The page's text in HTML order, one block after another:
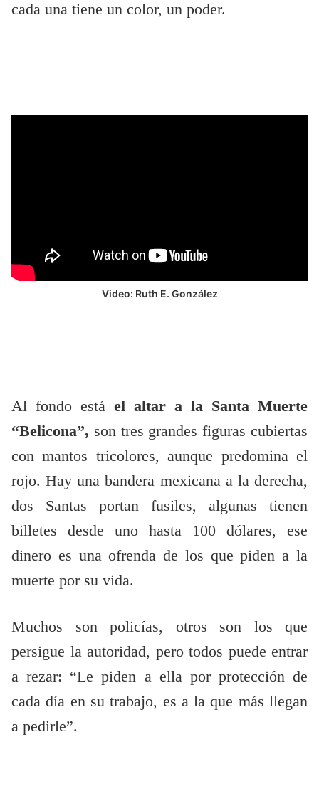
cada una tiene un color, un poder.
Video: Ruth E. González
Al fondo está el altar a la Santa Muerte
“Belicona”, son tres grandes figuras cubiertas
con mantos tricolores, aunque predomina el
rojo. Hay una bandera mexicana a la derecha,
dos Santas portan fusiles, algunas tienen
billetes desde uno hasta 100 dólares, ese
dinero es una ofrenda de los que piden a la
muerte por su vida.
Muchos son policías, otros son los que
persigue la autoridad, pero todos puede entrar
a rezar: “Le piden a ella por protección de
cada día en su trabajo, es a la que más llegan
a pedirle”.